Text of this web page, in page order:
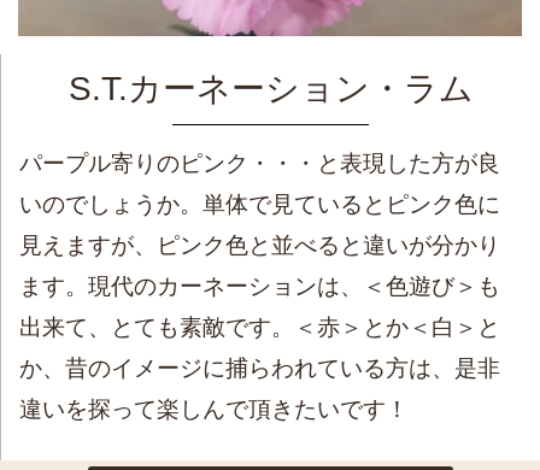
S.T.カーネーション・ラム
パープル寄りのピンク・・・と表現した方が良
いのでしょうか。単体で見ているとピンク色に
見えますが、ピンク色と並べると違いが分かり
ます。現代のカーネーションは、＜色遊び＞も
出来て、とても素敵です。＜赤＞とか＜白＞と
か、昔のイメージに捕らわれている方は、是非
違いを探って楽しんで頂きたいです！